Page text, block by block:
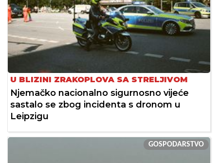
U BLIZINI ZRAKOPLOVA SA STRELJIVOM
Njemačko nacionalno sigurnosno vijeće
sastalo se zbog incidenta s dronom u
Leipzigu
GOSPODARSTVO